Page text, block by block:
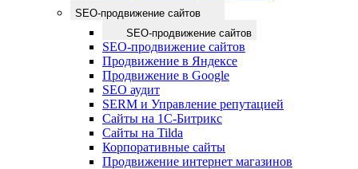
SEO-продвижение сайтов
SEO-продвижение сайтов
SEO-продвижение сайтов
Продвижение в Яндексе
Продвижение в Google
SEO аудит
SERM и Управление репутацией
Сайты на 1С-Битрикс
Сайты на Tilda
Корпоративные сайты
Продвижение интернет магазинов